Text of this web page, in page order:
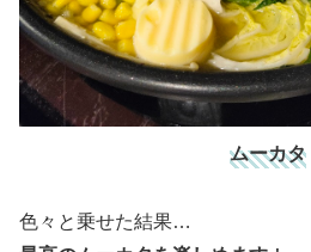
ムーカタ
色々と乗せた結果…